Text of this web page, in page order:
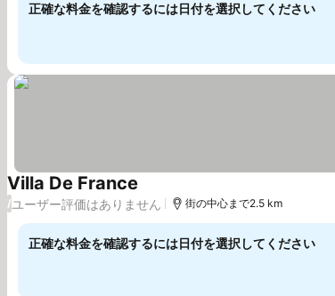
正確な料金を確認するには日付を選択してください
Villa De France 料金を表示
/ユーザー評価はありません 街の中心まで2.5 km
正確な料金を確認するには日付を選択してください